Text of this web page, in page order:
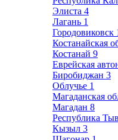
Элиста 4
Лагань 1
Городовиковск
Костанайская
Костанай 9
Еврейская
Биробиджан 3
Облучье 1
Магаданская
Магадан 8
Республика
Кызыл 3